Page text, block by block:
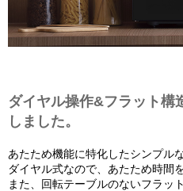
ダイヤル操作&フラット構
しました。
あたため機能に特化したシンプル
ダイヤル式なので、あたため時間
また、回転テーブルのないフラッ